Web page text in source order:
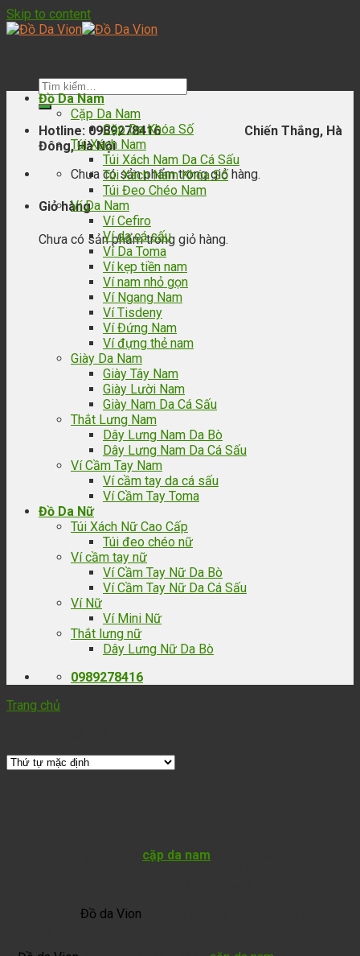
Skip to content
Hotline: 0989278416 Chiến Thắng, Hà
Đông, Hà Nội
Chưa có sản phẩm trong giỏ hàng.
Giỏ hàng
Chưa có sản phẩm trong giỏ hàng.
Đồ Da Nam
Cặp Da Nam
Cặp Da Khóa Số
Túi Xách Nam
Túi Xách Nam Da Cá Sấu
Túi Xách Nam Khóa Số
Túi Đeo Chéo Nam
Ví Da Nam
Ví Cefiro
Ví da cá sấu
Ví Da Toma
Ví kẹp tiền nam
Ví nam nhỏ gọn
Ví Ngang Nam
Ví Tisdeny
Ví Đứng Nam
Ví đựng thẻ nam
Giày Da Nam
Giày Tây Nam
Giày Lười Nam
Giày Nam Da Cá Sấu
Thắt Lưng Nam
Dây Lưng Nam Da Bò
Dây Lưng Nam Da Cá Sấu
Ví Cầm Tay Nam
Ví cầm tay da cá sấu
Ví Cầm Tay Toma
Đồ Da Nữ
Túi Xách Nữ Cao Cấp
Túi đeo chéo nữ
Ví cầm tay nữ
Ví Cầm Tay Nữ Da Bò
Ví Cầm Tay Nữ Da Cá Sấu
Ví Nữ
Ví Mini Nữ
Thắt lưng nữ
Dây Lưng Nữ Da Bò
0989278416
Trang chủ
cặp da nam
Đồ da Vion